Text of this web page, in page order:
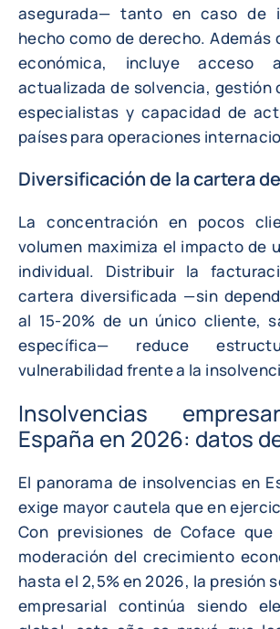
asegurada— tanto en caso de
hecho como de derecho. Además
económica, incluye acceso
actualizada de solvencia, gestión
especialistas y capacidad de
países para operaciones
Diversificación de la cartera
La concentración en pocos
volumen maximiza el impacto de
individual. Distribuir la
cartera diversificada —sin
al 15-20% de un único cliente,
específica— reduce
vulnerabilidad frente a la
Insolvencias
España en 2026: datos
El panorama de insolvencias en
exige mayor cautela que en
Con previsiones de Coface
moderación del crecimiento
hasta el 2,5% en 2026, la presión
empresarial continúa siendo